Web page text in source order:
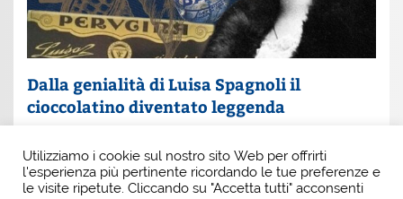
Dalla genialità di Luisa Spagnoli il
cioccolatino diventato leggenda
Spagnoli. È lei la donna che, con intuito e coraggio, ha
scritto una pagina indimenticabile della
Utilizziamo i cookie sul nostro sito Web per offrirti
l'esperienza più pertinente ricordando le tue preferenze e
le visite ripetute. Cliccando su "Accetta tutti" acconsenti